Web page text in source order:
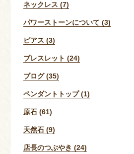
ネックレス (7)
パワーストーンについて (3)
ピアス (3)
ブレスレット (24)
ブログ (35)
ペンダントトップ (1)
原石 (61)
天然石 (9)
店長のつぶやき (24)